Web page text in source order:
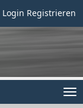
Login Registrieren